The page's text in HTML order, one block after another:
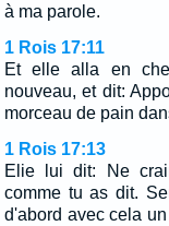
à ma parole.
1 Rois 17:11
Et elle alla en
nouveau, et dit:
morceau de pain
1 Rois 17:13
Elie lui dit: Ne
comme tu as dit.
d'abord avec cela